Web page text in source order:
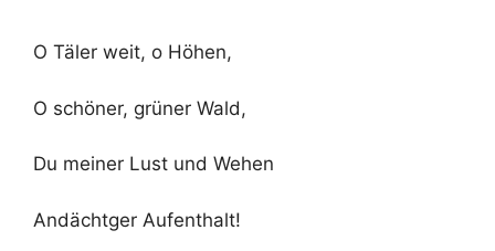
O Täler weit, o Höhen,
O schöner, grüner Wald,
Du meiner Lust und Wehen
Andächtger Aufenthalt!